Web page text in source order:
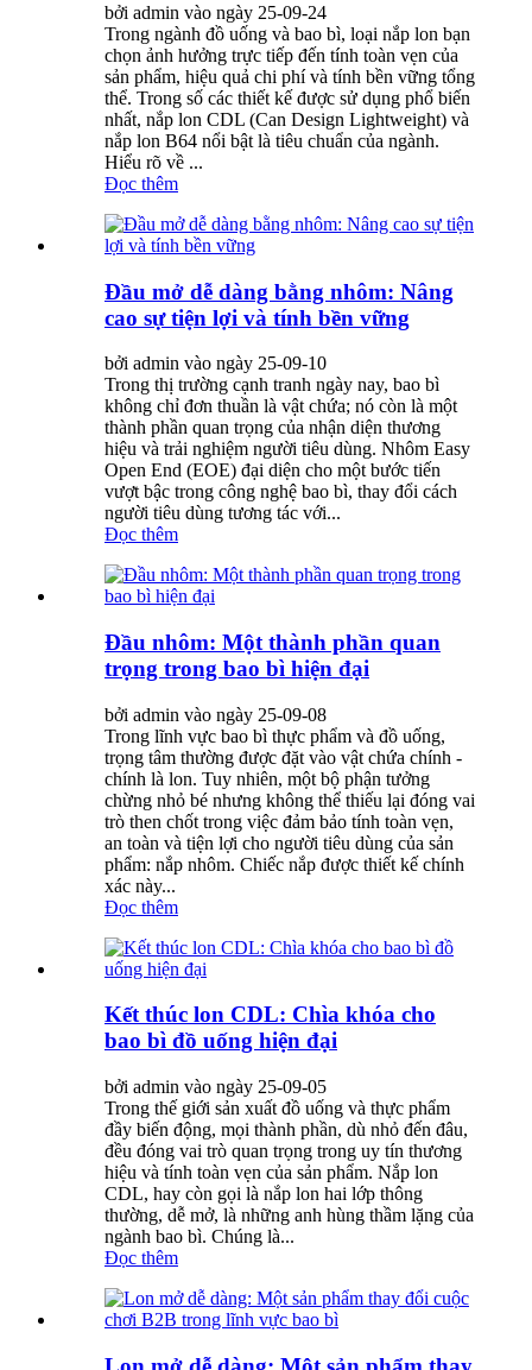
bởi admin vào ngày 25-09-24
Trong ngành đồ uống và bao bì, loại nắp lon bạn
chọn ảnh hưởng trực tiếp đến tính toàn vẹn của
sản phẩm, hiệu quả chi phí và tính bền vững tổng
thể. Trong số các thiết kế được sử dụng phổ biến
nhất, nắp lon CDL (Can Design Lightweight) và
nắp lon B64 nổi bật là tiêu chuẩn của ngành.
Hiểu rõ về ...
Đọc thêm
Đầu mở dễ dàng bằng nhôm: Nâng
cao sự tiện lợi và tính bền vững
bởi admin vào ngày 25-09-10
Trong thị trường cạnh tranh ngày nay, bao bì
không chỉ đơn thuần là vật chứa; nó còn là một
thành phần quan trọng của nhận diện thương
hiệu và trải nghiệm người tiêu dùng. Nhôm Easy
Open End (EOE) đại diện cho một bước tiến
vượt bậc trong công nghệ bao bì, thay đổi cách
người tiêu dùng tương tác với...
Đọc thêm
Đầu nhôm: Một thành phần quan
trọng trong bao bì hiện đại
bởi admin vào ngày 25-09-08
Trong lĩnh vực bao bì thực phẩm và đồ uống,
trọng tâm thường được đặt vào vật chứa chính -
chính là lon. Tuy nhiên, một bộ phận tưởng
chừng nhỏ bé nhưng không thể thiếu lại đóng vai
trò then chốt trong việc đảm bảo tính toàn vẹn,
an toàn và tiện lợi cho người tiêu dùng của sản
phẩm: nắp nhôm. Chiếc nắp được thiết kế chính
xác này...
Đọc thêm
Kết thúc lon CDL: Chìa khóa cho
bao bì đồ uống hiện đại
bởi admin vào ngày 25-09-05
Trong thế giới sản xuất đồ uống và thực phẩm
đầy biến động, mọi thành phần, dù nhỏ đến đâu,
đều đóng vai trò quan trọng trong uy tín thương
hiệu và tính toàn vẹn của sản phẩm. Nắp lon
CDL, hay còn gọi là nắp lon hai lớp thông
thường, dễ mở, là những anh hùng thầm lặng của
ngành bao bì. Chúng là...
Đọc thêm